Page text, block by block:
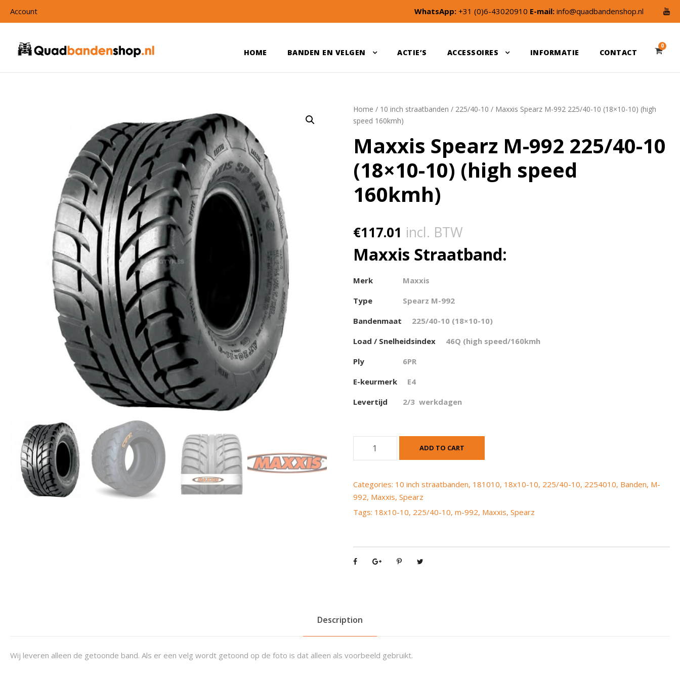
Account WhatsApp: +31 (0)6-43020910 E-mail: info@quadbandenshop.nl
HOME BANDEN EN VELGEN ACTIE’S ACCESSOIRES INFORMATIE CONTACT
0
Home / 10 inch straatbanden / 225/40-10 / Maxxis Spearz M-992 225/40-10 (18×10-10) (high
speed 160kmh)
Maxxis Spearz M-992 225/40-10
(18×10-10) (high speed
160kmh)
€117.01 incl. BTW
Maxxis Straatband:
Merk
Maxxis
Type
Spearz M-992
Bandenmaat
225/40-10 (18×10-10)
Load / Snelheidsindex
46Q (high speed/160kmh
Ply
6PR
E-keurmerk
E4
Levertijd
2/3 werkdagen
x
i
S
a
9
2
ADD TO CART
Categories: 10 inch straatbanden, 181010, 18x10-10, 225/40-10, 2254010, Banden, M-
992, Maxxis,Spearz
Tags: 18x10-10, 225/40-10,m-992, Maxxis,Spearz
Description
Wij leveren alleen de getoonde band. Als er een velg wordt getoond op de foto is dat alleen als voorbeeld gebruikt.